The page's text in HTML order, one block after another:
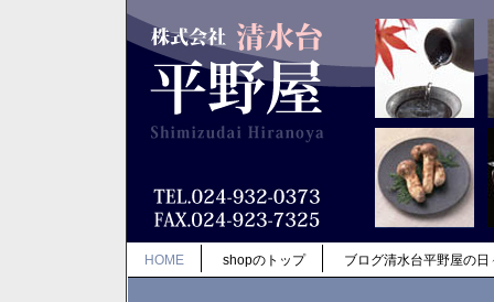
HOME shopのトップ ブログ清水台平野屋の日